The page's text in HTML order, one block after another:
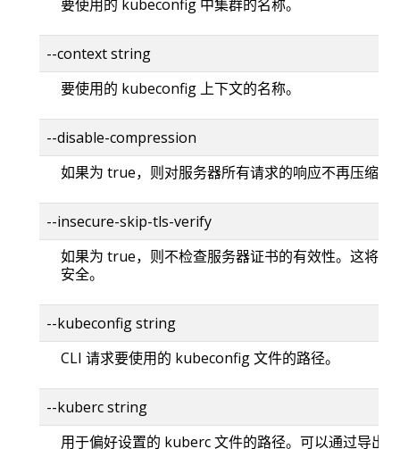
要使用的 kubeconfig 中集群的名称。
--context string
要使用的 kubeconfig 上下文的名称。
--disable-compression
如果为 true，则对服务器所有请求的响应不再压缩。
--insecure-skip-tls-verify
如果为 true，则不检查服务器证书的有效性。这将使
安全。
--kubeconfig string
CLI 请求要使用的 kubeconfig 文件的路径。
--kuberc string
用于偏好设置的 kuberc 文件的路径。可以通过导出